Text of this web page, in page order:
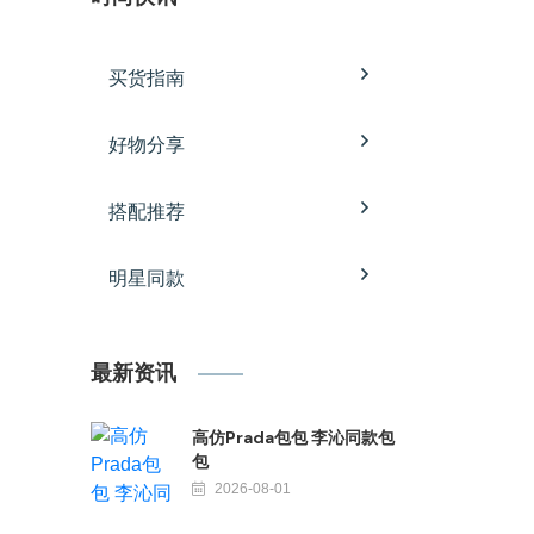
买货指南
好物分享
搭配推荐
明星同款
最新资讯
高仿Prada包包 李沁同款包
包
2026-08-01